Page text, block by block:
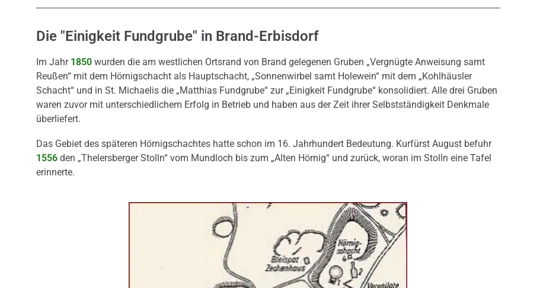
Die "Einigkeit Fundgrube" in Brand-Erbisdorf
Im Jahr 1850wurden die am westlichen Ortsrand von Brand gelegenen Gruben „Vergnügte Anweisung samt
Reußen“ mit dem Hörnigschacht als Hauptschacht, „Sonnenwirbel samt Holewein“ mit dem „Kohlhäusler
Schacht“ und in St. Michaelis die „Matthias Fundgrube“ zur „Einigkeit Fundgrube“ konsolidiert. Alle drei Gruben
waren zuvor mit unterschiedlichem Erfolg in Betrieb und haben aus der Zeit ihrer Selbstständigkeit Denkmale
überliefert.
Das Gebiet des späteren Hörnigschachtes hatte schon im 16. Jahrhundert Bedeutung. Kurfürst August befuhr
1556den „Thelersberger Stolln“ vom Mundloch bis zum „Alten Hörnig“ und zurück, woran im Stolln eine Tafel
erinnerte.